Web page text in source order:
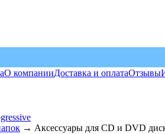
О компанииДоставка и оплатаОтзывы
→ Аксессуары для CD и DVD